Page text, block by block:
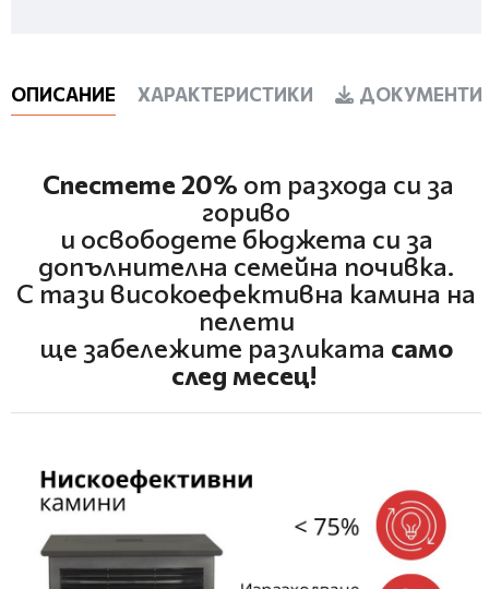
ОПИСАНИЕ ХАРАКТЕРИСТИКИ ДОКУМЕНТИ
Спестете 20% от разхода си за
гориво
и освободете бюджета си за
допълнителна семейна почивка.
С тази високоефективна камина на
пелети
ще забележите разликата само
след месец!